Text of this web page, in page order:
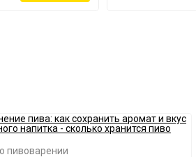
пивоварении